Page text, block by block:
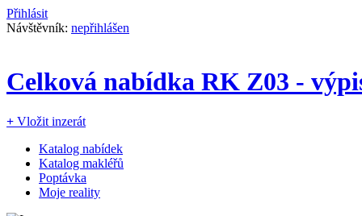
Přihlásit
Návštěvník: nepřihlášen
Celková nabídka RK Z03 -
+ Vložit inzerát
Katalog nabídek
Katalog makléřů
Poptávka
Moje reality